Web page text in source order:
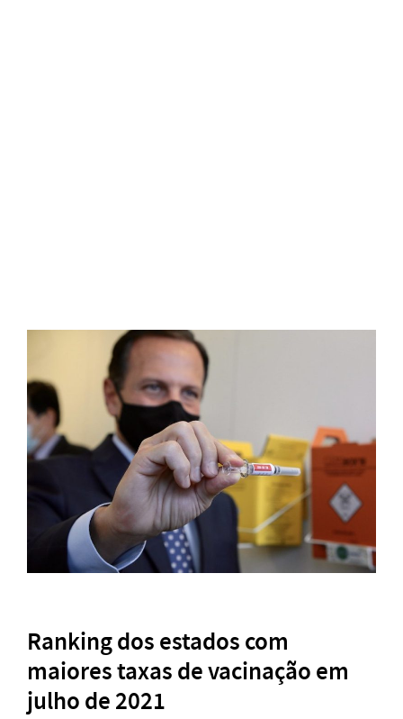
Ranking dos estados com
maiores taxas de vacinação em
julho de 2021